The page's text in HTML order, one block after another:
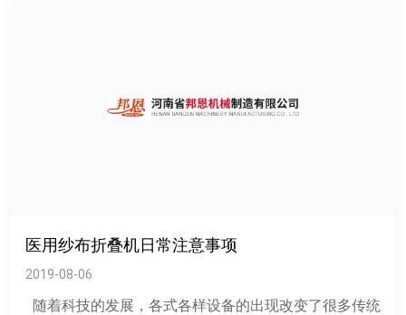
医用纱布折叠机日常注意事项
2019-08-06
随着科技的发展，各式各样设备的出现改变了很多传统